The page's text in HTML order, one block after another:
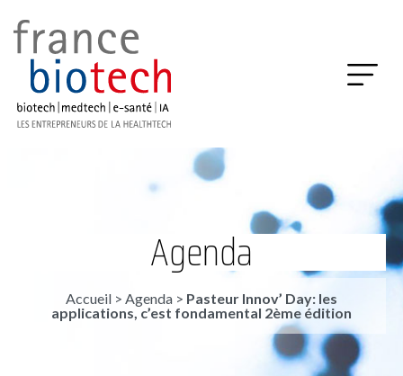
Agenda
Accueil > Agenda > Pasteur Innov’ Day: les
applications, c’est fondamental 2ème édition